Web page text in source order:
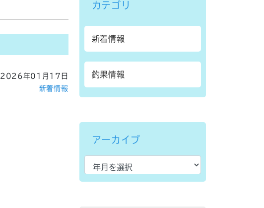
2026年01月17日
新着情報
カテゴリ
新着情報
釣果情報
アーカイブ